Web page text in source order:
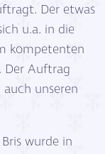
Der etwas
u.a. in die
kompetenten
Der Auftrag
unseren
wurde in